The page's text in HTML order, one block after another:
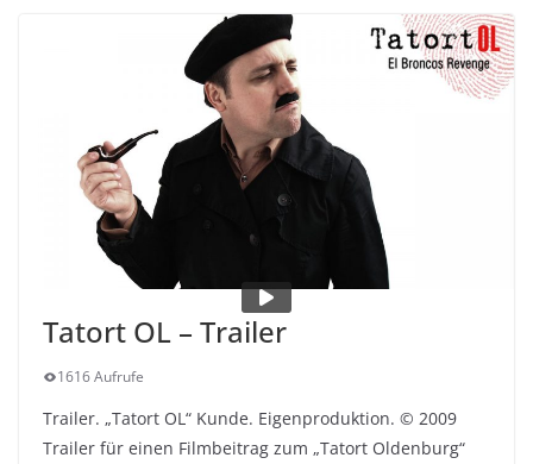
Tatort OL – Trailer
1616 Aufrufe
Trailer. „Tatort OL“ Kunde. Eigenproduktion. © 2009
Trailer für einen Filmbeitrag zum „Tatort Oldenburg“